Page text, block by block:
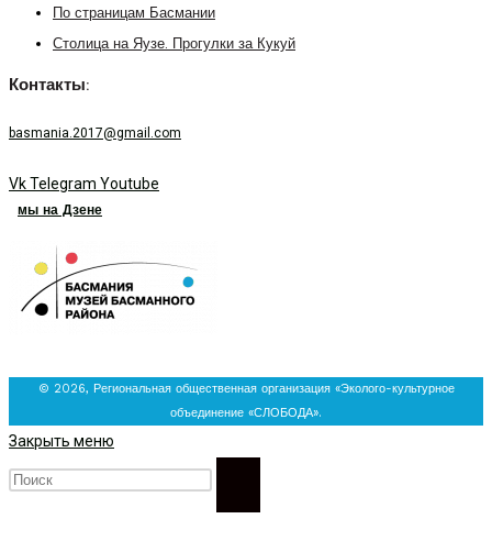
По страницам Басмании
Столица на Яузе. Прогулки за Кукуй
Контакты:
basmania.2017@gmail.com
VkTelegram Youtube
мы на Дзене
© 2026, Региональная общественная организация «Эколого-культурное
объединение «СЛОБОДА».
Закрыть меню